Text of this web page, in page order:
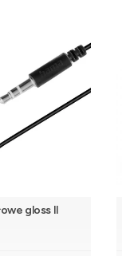
gloss II